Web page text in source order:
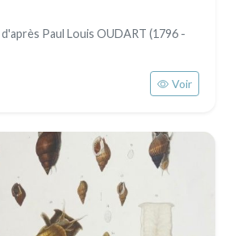
d'après Paul Louis OUDART (1796 -
Voir